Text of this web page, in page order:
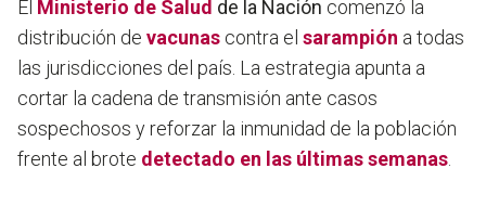
El Ministerio de Salud de la Nación comenzó la
distribución de vacunas contra el sarampión a todas
las jurisdicciones del país. La estrategia apunta a
cortar la cadena de transmisión ante casos
sospechosos y reforzar la inmunidad de la población
frente al brote detectado en las últimas semanas